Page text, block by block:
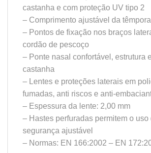
castanha e com proteção UV tipo 2
– Comprimento ajustável da
– Pontos de fixação nos braços
cordão de pescoço
– Ponte nasal confortável, estrutura
castanha
– Lentes e proteções laterais em
fumadas, anti riscos e anti-
– Espessura da lente: 2,00 mm
– Hastes perfuradas permitem o uso
segurança ajustável
– Normas: EN 166:2002 – EN